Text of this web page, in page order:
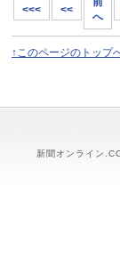
<<< <<
へ
↑このページのトップ
新聞オンライン